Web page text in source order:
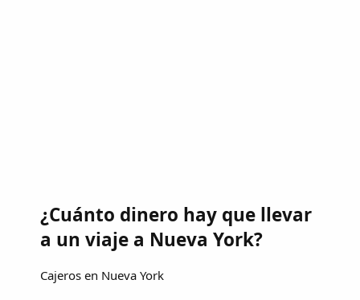
¿Cuánto dinero hay que llevar
a un viaje a Nueva York?
Cajeros en Nueva York